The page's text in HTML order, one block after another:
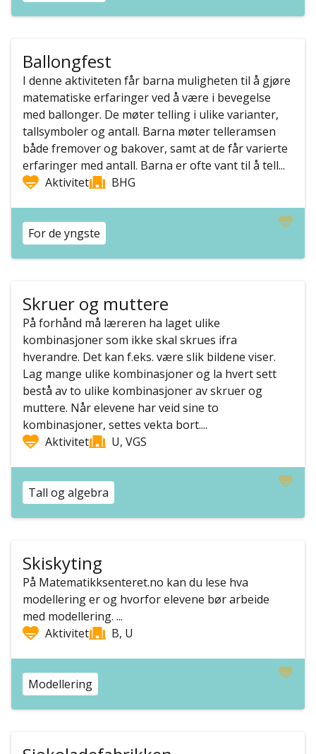
Ballongfest
I denne aktiviteten får barna muligheten til å gjøre
matematiske erfaringer ved å være i bevegelse
med ballonger. De møter telling i ulike varianter,
tallsymboler og antall. Barna møter telleramsen
både fremover og bakover, samt at de får varierte
erfaringer med antall. Barna er ofte vant til å tell...
Aktivitet
BHG
For de yngste
Skruer og muttere
På forhånd må læreren ha laget ulike
kombinasjoner som ikke skal skrues ifra
hverandre. Det kan f.eks. være slik bildene viser.
Lag mange ulike kombinasjoner og la hvert sett
bestå av to ulike kombinasjoner av skruer og
muttere. Når elevene har veid sine to
kombinasjoner, settes vekta bort....
Aktivitet
U, VGS
Tall og algebra
Skiskyting
På Matematikksenteret.no kan du lese hva
modellering er og hvorfor elevene bør arbeide
med modellering. ...
Aktivitet
B, U
Modellering